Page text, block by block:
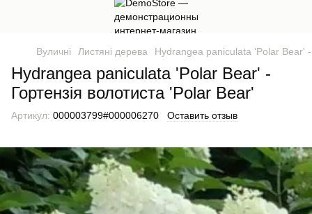
Вуличні Листяні дерева Hydrangea paniculata 'Polar Bear' -
Hydrangea paniculata 'Polar Bear' -
Гортензія волотиста 'Polar Bear'
Артикул: 000003799#000006270 Оставить отзыв